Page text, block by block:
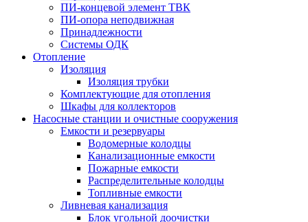
ПИ-концевой элемент ТВК
ПИ-опора неподвижная
Принадлежности
Системы ОДК
Отопление
Изоляция
Изоляция трубки
Комплектующие для отопления
Шкафы для коллекторов
Насосные станции и очистные сооружения
Емкости и резервуары
Водомерные колодцы
Канализационные емкости
Пожарные емкости
Распределительные колодцы
Топливные емкости
Ливневая канализация
Блок угольной доочистки